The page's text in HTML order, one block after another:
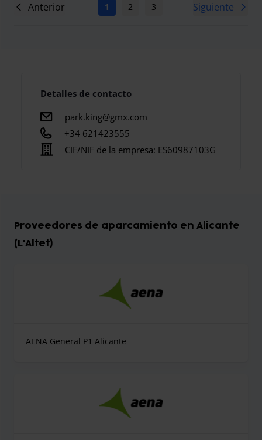
Anterior 1 2 3 5 6
Siguiente
Detalles de contacto
park.king@gmx.com
+34 621423555
CIF/NIF de la empresa: ES60987103G
Proveedores de aparcamiento en Alicante
(L'Altet)
AENA General P1 Alicante